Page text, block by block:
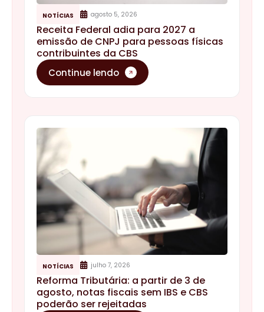
NOTÍCIAS agosto 5, 2026
Receita Federal adia para 2027 a
emissão de CNPJ para pessoas físicas
contribuintes da CBS
Continue lendo
NOTÍCIAS julho 7, 2026
Reforma Tributária: a partir de 3 de
agosto, notas fiscais sem IBS e CBS
poderão ser rejeitadas